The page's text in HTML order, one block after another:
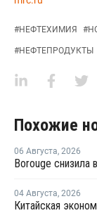
#НЕФТЕХИМИЯ #
#НЕФТЕПРОДУКТЫ
Похожие
06 Августа, 2026
Borouge снизила
04 Августа, 2026
Китайская